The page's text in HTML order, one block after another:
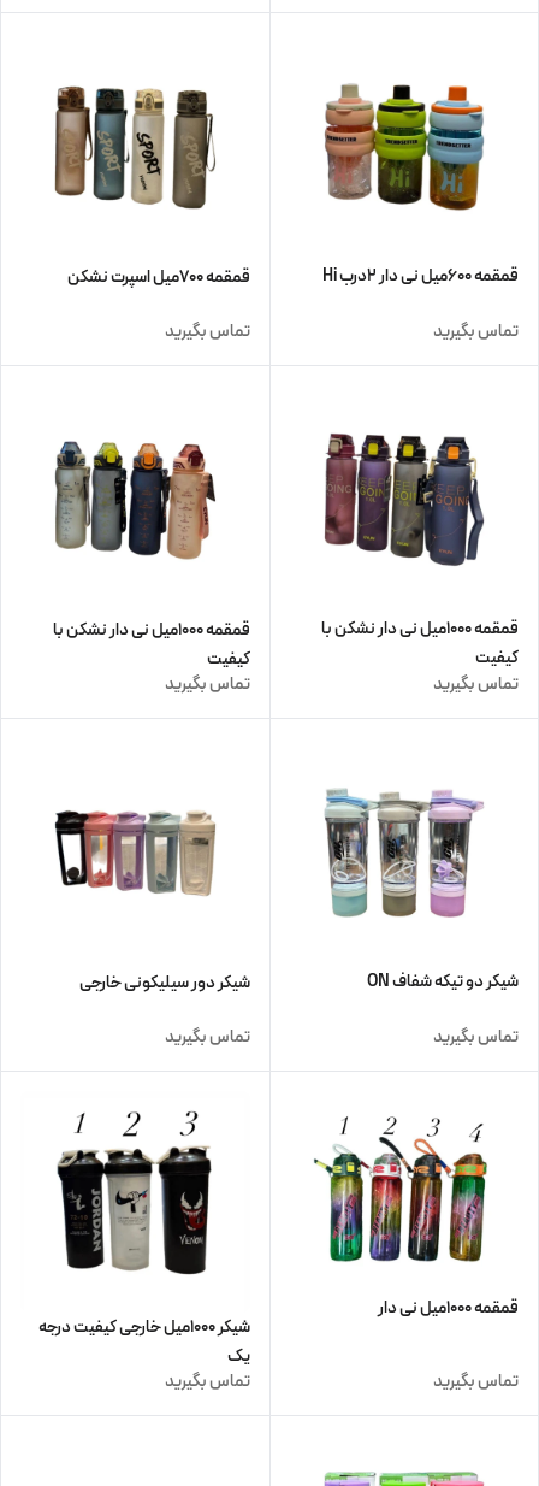
قمقمه ۶۰۰میل نی دار ۲درب Hi
تماس بگیرید
قمقمه ۷۰۰میل اسپرت نشکن
تماس بگیرید
قمقمه ۱۰۰۰میل نی دار نشکن با
کیفیت
تماس بگیرید
قمقمه ۱۰۰۰میل نی دار نشکن با
کیفیت
تماس بگیرید
شیکر دو تیکه شفاف ON
تماس بگیرید
شیکر دور سیلیکونی خارجی
تماس بگیرید
قمقمه ۱۰۰۰میل نی دار
تماس بگیرید
شیکر ۱۰۰۰میل خارجی کیفیت درجه
یک
تماس بگیرید